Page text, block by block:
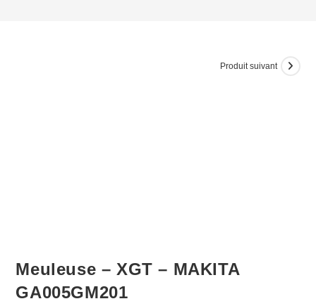
Produit suivant
Meuleuse – XGT – MAKITA
GA005GM201